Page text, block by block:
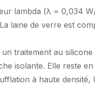
lambda (λ = 0,034
La laine de verre est
traitement au
isolante. Elle reste
à haute